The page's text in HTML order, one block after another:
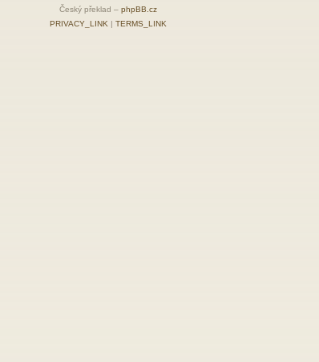
Český překlad – phpBB.cz
PRIVACY_LINK | TERMS_LINK